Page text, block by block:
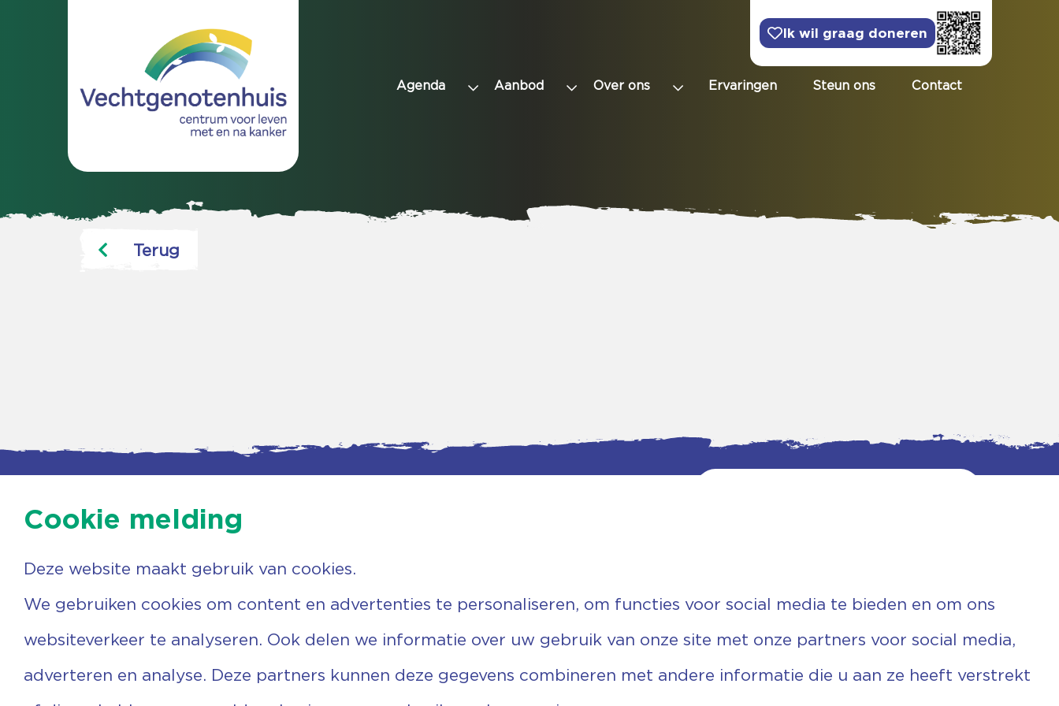
Ik wil graag doneren
Agenda Aanbod Over ons Ervaringen Steun ons Contact
Terug
Agenda
Nieuwsbrief
Vrijwilligers
Steun ons
Contactgegevens
7731 PA Ommen
0529 455 767
info@vechtgenoten.nl
Fiscaal: 819280288
Rek.nr: NL85RABO0127579230
Cookie melding
Deze website maakt gebruik van cookies.
We gebruiken cookies om content en advertenties te personaliseren, om functies voor social media te bieden en om ons
websiteverkeer te analyseren. Ook delen we informatie over uw gebruik van onze site met onze partners voor social media,
adverteren en analyse. Deze partners kunnen deze gegevens combineren met andere informatie die u aan ze heeft verstrekt